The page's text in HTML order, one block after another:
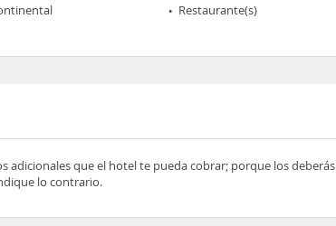
Restaurante(s)
adicionales que el hotel te pueda cobrar; porque los deberás
lo contrario.